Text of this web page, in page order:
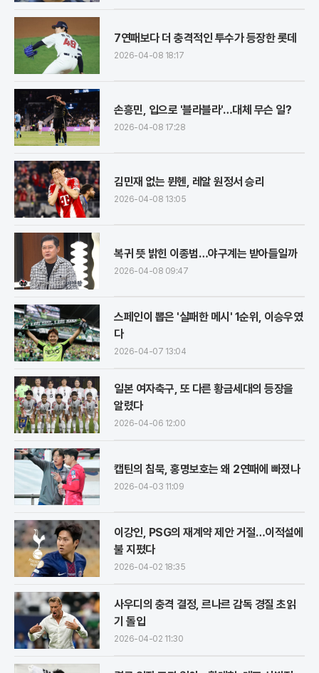
7연패보다 더 충격적인 투수가 등장한 롯데
2026-04-08 18:17
손흥민, 입으로 '블라블라'…대체 무슨 일?
2026-04-08 17:28
김민재 없는 뮌헨, 레알 원정서 승리
2026-04-08 13:05
복귀 뜻 밝힌 이종범…야구계는 받아들일까
2026-04-08 09:47
스페인이 뽑은 '실패한 메시' 1순위, 이승우였
다
2026-04-07 13:04
일본 여자축구, 또 다른 황금세대의 등장을
알렸다
2026-04-06 12:00
캡틴의 침묵, 홍명보호는 왜 2연패에 빠졌나
2026-04-03 11:09
이강인, PSG의 재계약 제안 거절…이적설에
불 지폈다
2026-04-02 18:35
사우디의 충격 결정, 르나르 감독 경질 초읽
기 돌입
2026-04-02 11:30